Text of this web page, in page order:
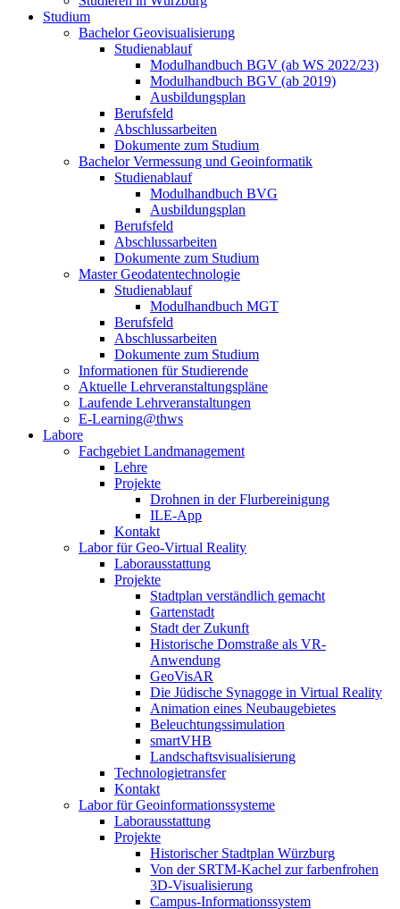
Studium
Bachelor Geovisualisierung
Studienablauf
Modulhandbuch BGV (ab WS 2022/23)
Modulhandbuch BGV (ab 2019)
Ausbildungsplan
Berufsfeld
Abschlussarbeiten
Dokumente zum Studium
Bachelor Vermessung und Geoinformatik
Studienablauf
Modulhandbuch BVG
Ausbildungsplan
Berufsfeld
Abschlussarbeiten
Dokumente zum Studium
Master Geodatentechnologie
Studienablauf
Modulhandbuch MGT
Berufsfeld
Abschlussarbeiten
Dokumente zum Studium
Informationen für Studierende
Aktuelle Lehrveranstaltungspläne
Laufende Lehrveranstaltungen
E-Learning@thws
Labore
Fachgebiet Landmanagement
Lehre
Projekte
Drohnen in der Flurbereinigung
ILE-App
Kontakt
Labor für Geo-Virtual Reality
Laborausstattung
Projekte
Stadtplan verständlich gemacht
Gartenstadt
Stadt der Zukunft
Historische Domstraße als VR-
Anwendung
GeoVisAR
Die Jüdische Synagoge in Virtual Reality
Animation eines Neubaugebietes
Beleuchtungssimulation
smartVHB
Landschaftsvisualisierung
Technologietransfer
Kontakt
Labor für Geoinformationssysteme
Laborausstattung
Projekte
Historischer Stadtplan Würzburg
Von der SRTM-Kachel zur farbenfrohen
3D-Visualisierung
Campus-Informationssystem